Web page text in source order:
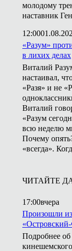
молодому
наставник
12:00
«Разум»
в лихих делах
Виталий
настаивал,
«Разя» и не
Виталий
«Разум
всю неделю
Почему
«всегда».
ЧИТАЙТЕ
17:00вчера
Произошли
Подробнее об